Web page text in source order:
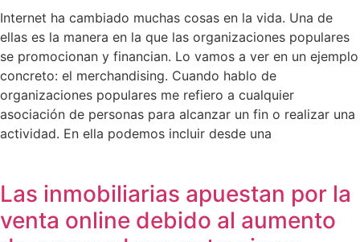
Internet ha cambiado muchas cosas en la vida. Una de
ellas es la manera en la que las organizaciones populares
se promocionan y financian. Lo vamos a ver en un ejemplo
concreto: el merchandising. Cuando hablo de
organizaciones populares me refiero a cualquier
asociación de personas para alcanzar un fin o realizar una
actividad. En ella podemos incluir desde una
Las inmobiliarias apuestan por la
venta online debido al aumento